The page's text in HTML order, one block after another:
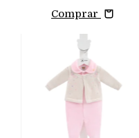
Comprar